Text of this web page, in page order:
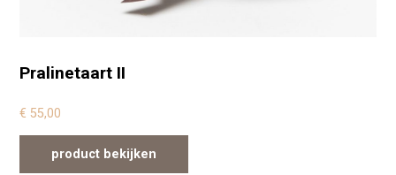
Pralinetaart II
€ 55,00
product bekijken